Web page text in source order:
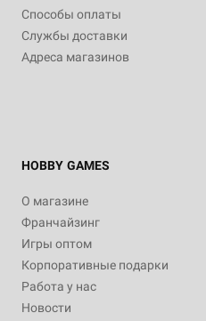
Способы оплаты
Службы доставки
Адреса магазинов
HOBBY GAMES
О магазине
Франчайзинг
Игры оптом
Корпоративные подарки
Работа у нас
Новости